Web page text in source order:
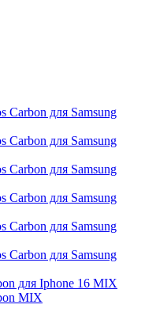
Carbon для Samsung
Carbon для Samsung
Carbon для Samsung
Carbon для Samsung
Carbon для Samsung
Carbon для Samsung
для Iphone 16 MIX
MIX